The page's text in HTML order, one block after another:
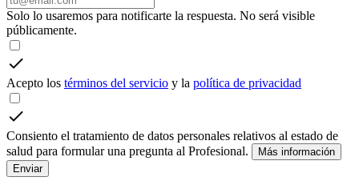
Solo lo usaremos para notificarte la respuesta. No será visible
públicamente.
Acepto los términos del servicio y la política de privacidad
Consiento el tratamiento de datos personales relativos al estado de
salud para formular una pregunta al Profesional.
Más información
Enviar